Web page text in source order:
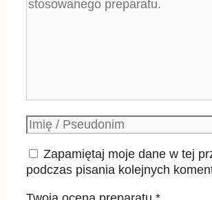
Podpis
Zapamiętaj moje dane w tej
podczas pisania kolejnych